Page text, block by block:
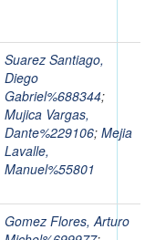
Suarez Santiago,
Diego
Gabriel%688344;
Mujica Vargas,
Dante%229106; Mejia
Lavalle,
Manuel%55801
Gomez Flores, Arturo